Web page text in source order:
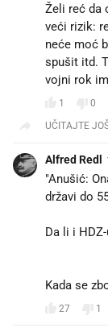
Želi reć da
veći rizik:
neće moć
spušit itd.
vojni rok
1
0
UČITAJTE
Alfred Redl
"Anušić:
državi do
Da li i
Kada se
27 1